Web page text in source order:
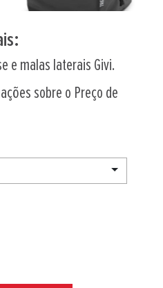
e malas laterais Givi.
sobre o Preço de